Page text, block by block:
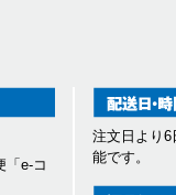
「e-コ
注文日より6
能です。